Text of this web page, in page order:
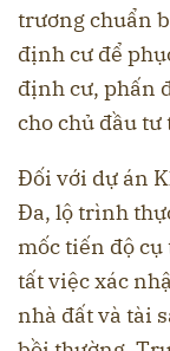
trương chuẩn
định cư để
định cư, phấn
cho chủ đầu
Đối với dự án
Đa, lộ trình
mốc tiến độ
tất việc xác
nhà đất và tài